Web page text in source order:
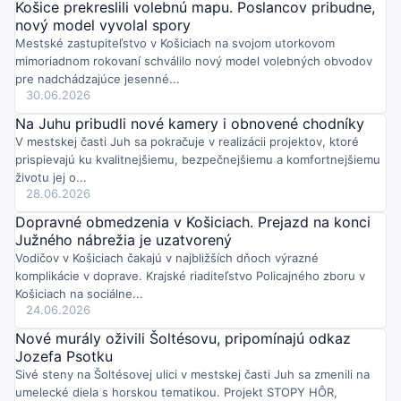
HC Košice na oficiálnom Facebooku ohlásil štart novej
hokejovej sezóny.Klub avizuje prípravy na nové výzvy a teší sa
na podporu fanúšikov v Steel aréne aj mimo nej.
Streda o 12:42
Kojšov pri Košiciach dočasne obmedzil používanie pitnej vody z
verejného vodovodu pre sucho a pokles zdrojov.
polievanie, umývanie áut, napúšťanie bazénov či využitie na
stavebné a upratovacie práce; za porušenie hrozí pokuta.
Streda o 11:54
ANTIK Telecom rozširuje ponuku optického internetu 1 Gbit/sa
najbohatšieho TV balíka za 26,60 € mesačne. Pri odporučení
nového klienta získajú zákazníci dva mesiace služieb zadarmo.
Ponuka sa postupne šíri aj do ďalších lokalít.
Streda o 11:37
Košice budú 30. augusta 2026 patriť Family Sport Day v parku
pri fontáne: ukážky hasičov a polície, športové súťaže, skákacie
atrakcie aj penová show. Večer o 18:00 vystúpi Cupi & Lupi &
Nathan – tip na aktívny rodinný deň!
Streda o 11:27
pitnou vodou z verejného vodovodu pre dlhodobý pokles
výdatnosti zdrojov.
napúšťania bazénov či umývania áut; ak sa situácia nezlepší,
môže prísť prvý regulačný stupeň.
Košice prekreslili volebnú mapu. Poslancov pribudne,
nový model vyvolal spory
Mestské zastupiteľstvo v Košiciach na svojom utorkovom
mimoriadnom rokovaní schválilo nový model volebných obvodov
pre nadchádzajúce jesenné...
30.06.2026
Na Juhu pribudli nové kamery i obnovené chodníky
V mestskej časti Juh sa pokračuje v realizácii projektov, ktoré
prispievajú ku kvalitnejšiemu, bezpečnejšiemu a komfortnejšiemu
životu jej o...
28.06.2026
Dopravné obmedzenia v Košiciach. Prejazd na konci
Južného nábrežia je uzatvorený
Vodičov v Košiciach čakajú v najbližších dňoch výrazné
komplikácie v doprave. Krajské riaditeľstvo Policajného zboru v
Košiciach na sociálne...
24.06.2026
Nové murály oživili Šoltésovu, pripomínajú odkaz
Jozefa Psotku
Sivé steny na Šoltésovej ulici v mestskej časti Juh sa zmenili na
umelecké diela s horskou tematikou. Projekt STOPY HÔR,